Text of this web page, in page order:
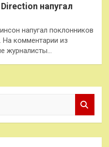
напугал
напугал поклонников
На комментарии из
журналисты…